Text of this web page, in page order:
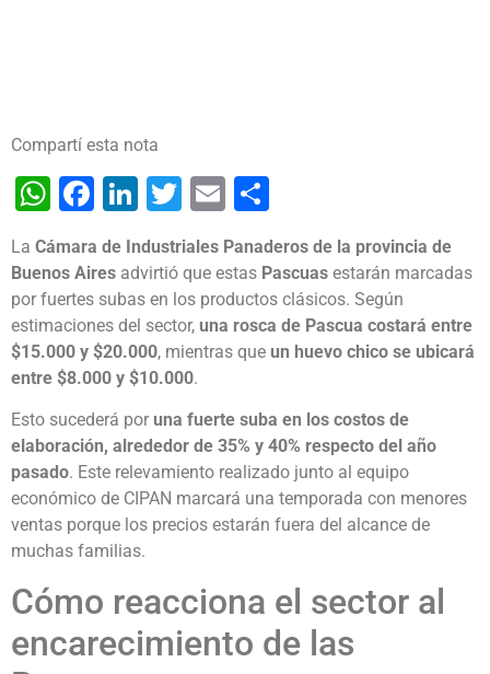
Compartí esta nota
WhatsApp
Facebook
LinkedIn
Twitter
Email
La Cámara de Industriales Panaderos de la provincia de
Buenos Aires advirtió que estas Pascuas estarán marcadas
por fuertes subas en los productos clásicos. Según
estimaciones del sector, una rosca de Pascua costará entre
$15.000 y $20.000, mientras que un huevo chico se ubicará
entre $8.000 y $10.000.
Esto sucederá por una fuerte suba en los costos de
elaboración, alrededor de 35% y 40% respecto del año
pasado. Este relevamiento realizado junto al equipo
económico de CIPAN marcará una temporada con menores
ventas porque los precios estarán fuera del alcance de
muchas familias.
Cómo reacciona el sector al
encarecimiento de las